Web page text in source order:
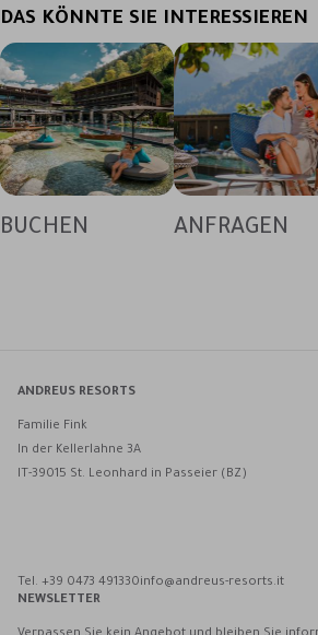
DAS KÖNNTE SIE INTERESSIEREN
BUCHEN ANFRAGEN
ANDREUS RESORTS
Familie Fink
In der Kellerlahne 3A
IT-39015 St. Leonhard in Passeier (BZ)
Tel. +39 0473 491330info@andreus-resorts.it
NEWSLETTER